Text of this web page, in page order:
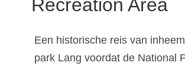
Recreation Area
Een historische reis van
park Lang voordat de National